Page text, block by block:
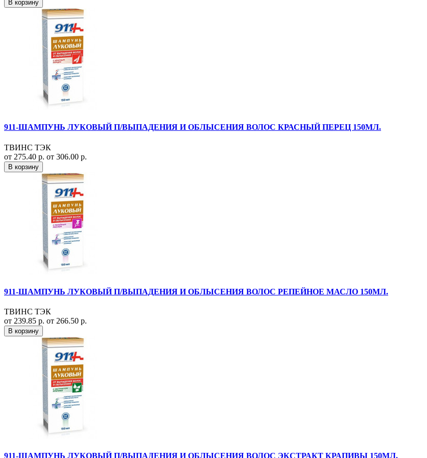
В корзину
911-ШАМПУНЬ ЛУКОВЫЙ П/ВЫПАДЕНИЯ И ОБЛЫСЕНИЯ ВОЛОС КРАСНЫЙ ПЕРЕЦ 150МЛ.
ТВИНС ТЭК
от 275.40 р. от 306.00 р.
В корзину
911-ШАМПУНЬ ЛУКОВЫЙ П/ВЫПАДЕНИЯ И ОБЛЫСЕНИЯ ВОЛОС РЕПЕЙНОЕ МАСЛО 150МЛ.
ТВИНС ТЭК
от 239.85 р. от 266.50 р.
В корзину
911-ШАМПУНЬ ЛУКОВЫЙ П/ВЫПАДЕНИЯ И ОБЛЫСЕНИЯ ВОЛОС ЭКСТРАКТ КРАПИВЫ 150МЛ.